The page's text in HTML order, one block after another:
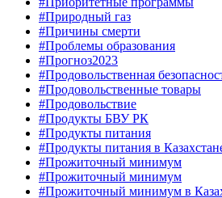
#Природный газ
#Причины смерти
#Проблемы образования
#Прогноз2023
#Продовольственная
#Продовольственные товары
#Продовольствие
#Продукты БВУ РК
#Продукты питания
#Продукты питания в
#Прожиточный минимум
#Прожиточный минимум
#Прожиточный минимум в